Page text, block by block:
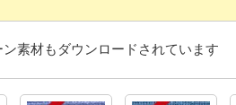
素材もダウンロードされています